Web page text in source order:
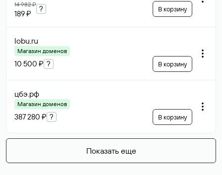
14 982 ₽
189 ₽
? В корзину
lobu.ru
Магазин доменов
10 500 ₽ ? В корзину
цбэ.рф
Магазин доменов
387 280 ₽ ? В корзину
Показать еще